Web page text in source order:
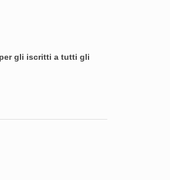
gli iscritti a tutti gli